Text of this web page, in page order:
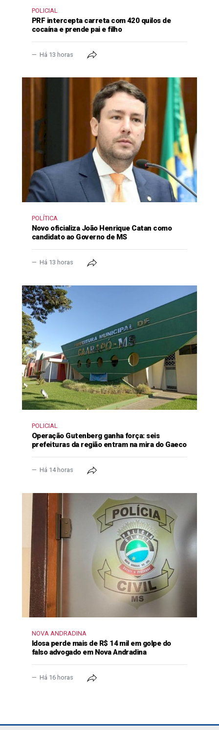
POLICIAL
PRF intercepta carreta com 420 quilos de
cocaína e prende pai e filho
Há 13 horas
POLÍTICA
Novo oficializa João Henrique Catan como
candidato ao Governo de MS
Há 13 horas
POLICIAL
Operação Gutenberg ganha força: seis
prefeituras da região entram na mira do Gaeco
Há 14 horas
NOVA ANDRADINA
Idosa perde mais de R$ 14 mil em golpe do
falso advogado em Nova Andradina
Há 16 horas